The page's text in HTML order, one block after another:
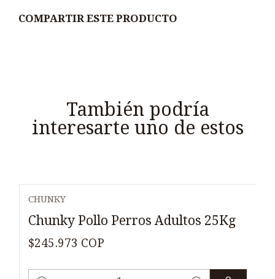
COMPARTIR ESTE PRODUCTO
También podría
interesarte uno de estos
CHUNKY
Chunky Pollo Perros Adultos 25Kg
$245.973 COP